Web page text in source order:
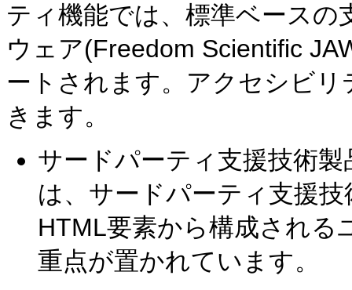
ティ機能では、標準ベース
ウェア(Freedom Scientific
ートされます。アクセシビ
きます。
サードパーティ支援技術
は、サードパーティ支援
HTML要素から構成される
重点が置かれています。